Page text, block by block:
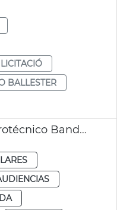
LICITACIÓ
BALLESTER
Inicio diálogo sector pirotécnico Bando Faller